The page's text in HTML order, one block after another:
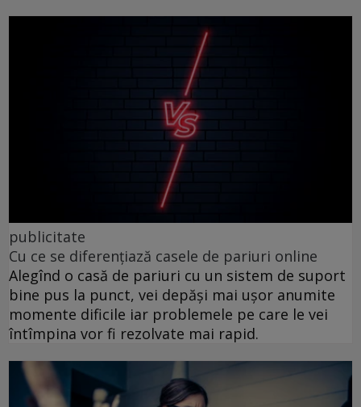
publicitate
Cu ce se diferențiază casele de pariuri online
Alegînd o casă de pariuri cu un sistem de suport
bine pus la punct, vei depăși mai ușor anumite
momente dificile iar problemele pe care le vei
întîmpina vor fi rezolvate mai rapid.